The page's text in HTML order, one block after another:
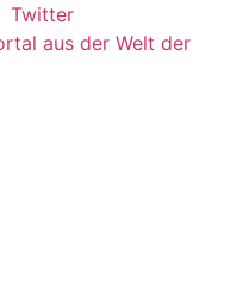
Twitter